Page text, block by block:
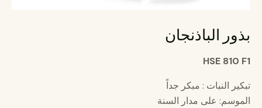
بذور الباذنجان
HSE 810 F1
تبكير النبات : مبكر جداً
الموسم: على مدار السنة